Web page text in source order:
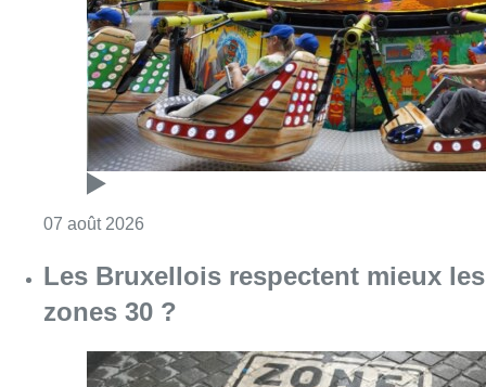
07 août 2026
Les Bruxellois respectent mieux les
zones 30 ?